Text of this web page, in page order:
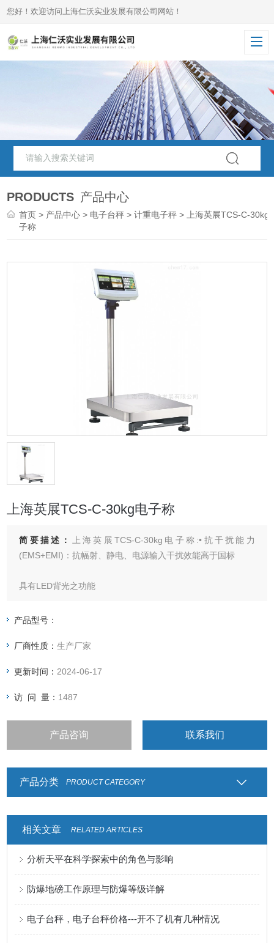
您好！欢迎访问上海仁沃实业发展有限公司网站！
PRODUCTS 产品中心
首页 > 产品中心 > 电子台秤 >计重电子秤 > 上海英展TCS-C-30kg
子称
上海英展TCS-C-30kg电子称
简要描述：
上海英展TCS-C-30kg电子称:•抗干扰能力
(EMS+EMI)：抗幅射、静电、电源输入干扰效能高于国标
具有LED背光之功能
• 选用含背光功能的大数字显示屏幕，清晰易读
• 具有重量或数量预设、简易计数、重量暂留、计重及百分比
• 具有重量累计，重量检校(High、Low、OK)，与预扣重等功
• 具有自动更正、自动零点追踪、双重之过载保护之功能
• 具有多种单位选择
产品型号：
厂商性质：生产厂家
更新时间： 2024-06-17
访 问 量： 1487
产品咨询 联系我们
产品分类 PRODUCT CATEGORY
相关文章 RELATED ARTICLES
分析天平在科学探索中的角色与影响
防爆地磅工作原理与防爆等级详解
电子台秤，电子台秤价格---开不了机有几种情况